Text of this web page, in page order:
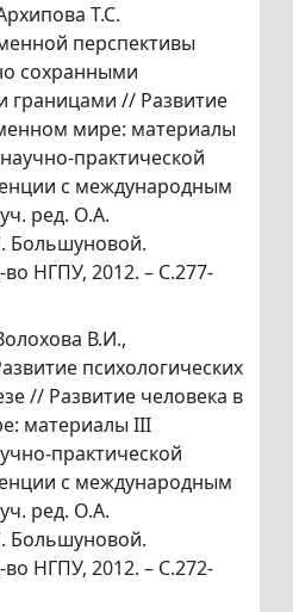
Т.С.
перспективы
сохранными
границами // Развитие
мире: материалы
практической
с международным
ред. О.А.
НГПУ, 2012. – С.277-
В.И.,
психологических
// Развитие человека в
материалы III
практической
с международным
ред. О.А.
НГПУ, 2012. – С.272-